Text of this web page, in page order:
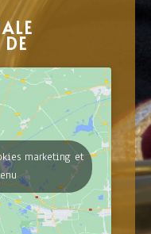
marketing et